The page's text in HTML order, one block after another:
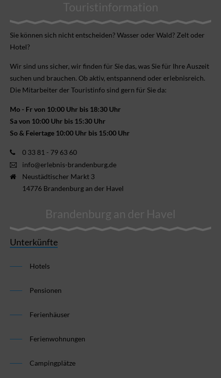
Touristinformation
Sie können sich nicht ent­scheiden? Wasser oder Wald? Zelt oder
Hotel?
Wir sind uns sicher, wir finden für Sie das, was Sie für Ihre Aus­zeit
suchen und brauchen. Ob aktiv, ent­spannend oder erlebnis­reich.
Die Mitarbeiter der Touristinfo sind gern für Sie da:
Mo - Fr von 10:00 Uhr bis 18:30 Uhr
Sa von 10:00 Uhr bis 15:30 Uhr
So & Feiertage 10:00 Uhr bis 15:00 Uhr
0 33 81 - 79 63 60
info@erlebnis-brandenburg.de
Neustädtischer Markt 3
14776 Brandenburg an der Havel
Brandenburg an der Havel
Unterkünfte
Hotels
Pensionen
Ferienhäuser
Ferienwohnungen
Campingplätze